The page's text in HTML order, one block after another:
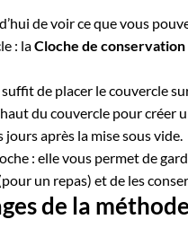
de voir ce que vous
: laCloche de conservation
de placer le couvercle
du couvercle pour créer
après la mise sous vide.
: elle vous permet de
un repas) et de les
de la